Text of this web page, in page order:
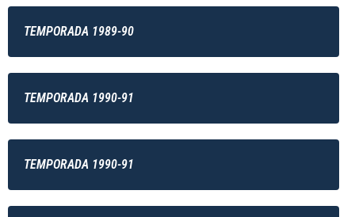
TEMPORADA 1989-90
TEMPORADA 1990-91
TEMPORADA 1990-91